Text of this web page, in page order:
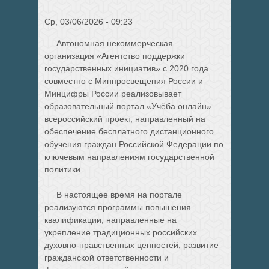
Ср, 03/06/2026 - 09:23
Автономная некоммерческая
организация «Агентство поддержки
государственных инициатив» с 2020 года
совместно с Минпросвещения России и
Минцифры России реализовывает
образовательный портал «Учёба.онлайн» —
всероссийский проект, направленный на
обеспечение бесплатного дистанционного
обучения граждан Российской Федерации по
ключевым направлениям государственной
политики.
В настоящее время на портале
реализуются программы повышения
квалификации, направленные на
укрепление традиционных российских
духовно-нравственных ценностей, развитие
гражданской ответственности и